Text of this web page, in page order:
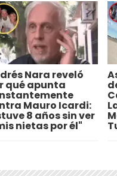
Nara reveló
qué apunta
Mauro Icardi:
8 años sin ver
nietas por él"